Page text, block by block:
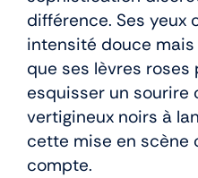
différence. Ses yeux
intensité douce
que ses lèvres
esquisser un sourire
vertigineux noirs à
cette mise en scène
compte.